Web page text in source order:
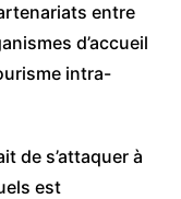
entre
d’accueil
intra-
de s’attaquer à
est